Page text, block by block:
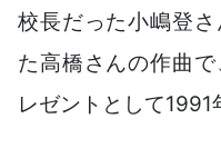
校長だった小嶋登
た高橋さんの作曲
レゼントとして1991